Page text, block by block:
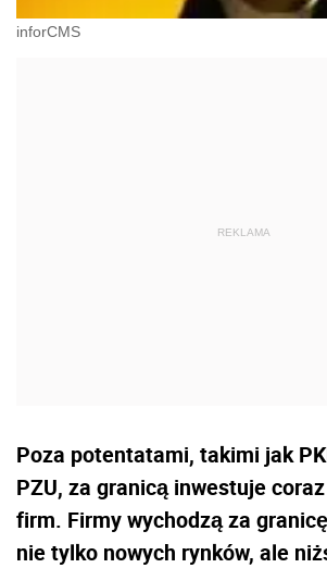
inforCMS
Poza potentatami, takimi jak
PZU, za granicą inwestuje
firm. Firmy wychodzą za
nie tylko nowych rynków, ale